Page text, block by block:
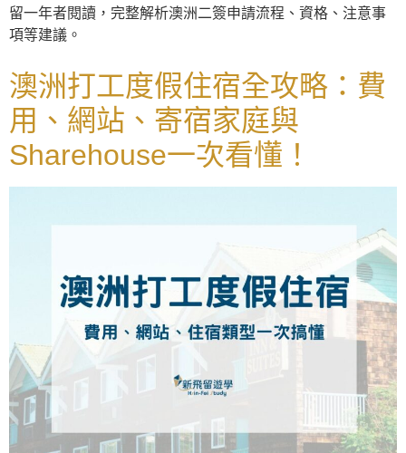
留一年者閱讀，完整解析澳洲二簽申請流程、資格、注意事
項等建議。
澳洲打工度假住宿全攻略：費
用、網站、寄宿家庭與
Sharehouse一次看懂！